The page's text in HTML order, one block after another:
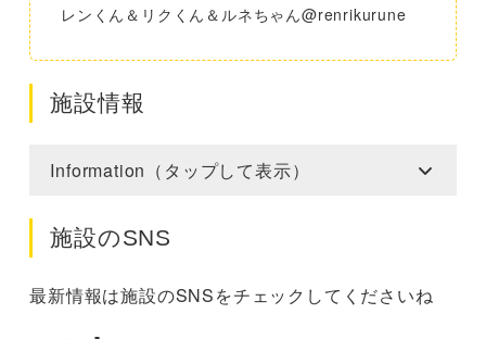
レンくん＆リクくん＆ルネちゃん@renrikurune
施設情報
Information（タップして表示）
施設のSNS
最新情報は施設のSNSをチェックしてくださいね